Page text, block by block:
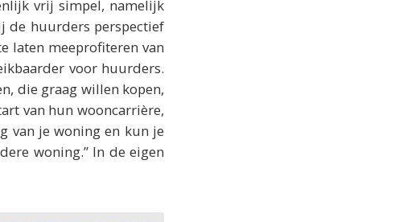
vrij simpel, namelijk
de huurders perspectief
laten meeprofiteren van
voor huurders.
die graag willen kopen,
van hun wooncarrière,
van je woning en kun je
woning.” In de eigen